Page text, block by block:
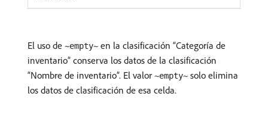
El uso de ~empty~ en la clasificación “Categoría de
inventario” conserva los datos de la clasificación
“Nombre de inventario”. El valor ~empty~ solo elimina
los datos de clasificación de esa celda.